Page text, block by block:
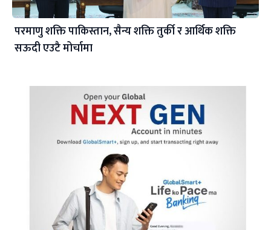
परमाणु शक्ति पाकिस्तान, सैन्य शक्ति तुर्की र आर्थिक शक्ति
सऊदी एउटै मोर्चामा